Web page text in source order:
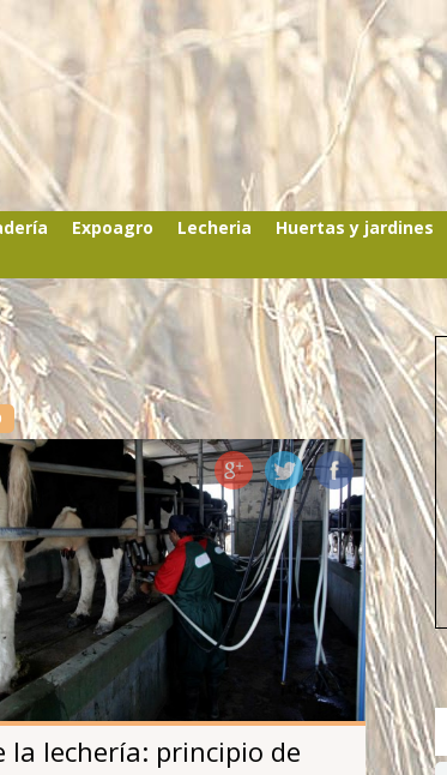
Expoagro Lecheria Huertas y jardines
la lechería: principio de